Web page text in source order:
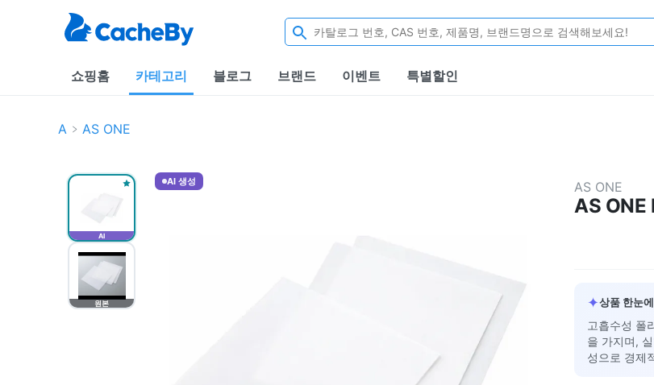
쇼핑홈 카테고리 블로그 브랜드 이벤트 특별할인
A AS ONE
AI
원본
AI 생성 AS ONE
AS
✦상품 한눈
고흡수성 폴
을 가지며,
성으로 경제